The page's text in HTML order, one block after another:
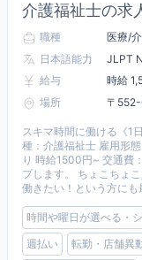
介護福祉士の求
職種
医療/
日本語能力
JLPT
給与
時給
場所
〒552-
スキマ時間に働ける《1
種：介護福祉士 雇用形
り 時給1500円~ 交通費
プします。 ちょこちょ
働きたい！という方に
時間や曜日が選べる・
週払い
転勤・店舗異